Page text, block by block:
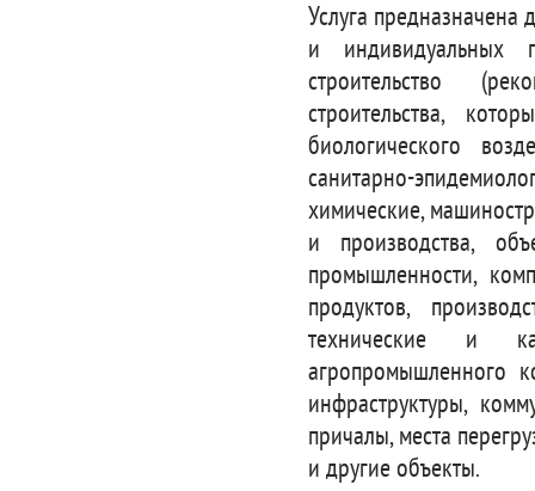
Услуга
и индивидуальных
строительство
строительства,
биологического
санитарно-
химические,
и производства,
промышленности,
продуктов,
технические и
агропромышленного
инфраструктуры,
причалы, места
и другие объекты.